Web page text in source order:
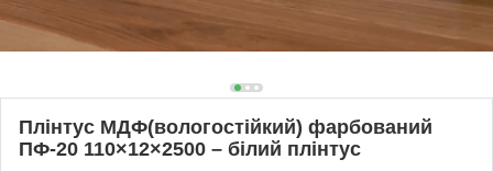
Плінтус МДФ(вологостійкий) фарбований
ПФ-20 110×12×2500 – білий плінтус